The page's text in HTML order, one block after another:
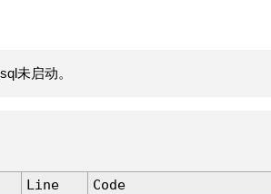
未启动。
Line
Code